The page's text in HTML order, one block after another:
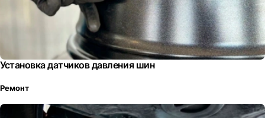
Установка датчиков давления шин
Ремонт